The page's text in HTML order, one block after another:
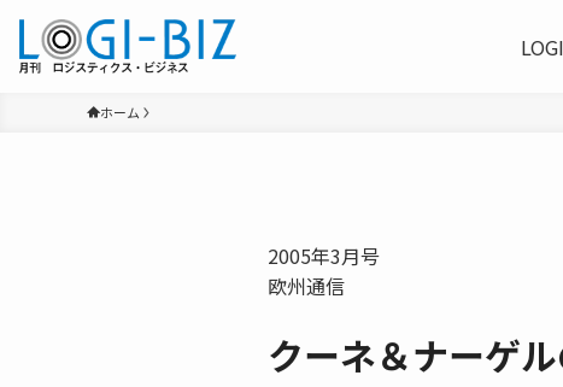
ホーム
2005年3月号
欧州通信
クーネ＆ナーゲ